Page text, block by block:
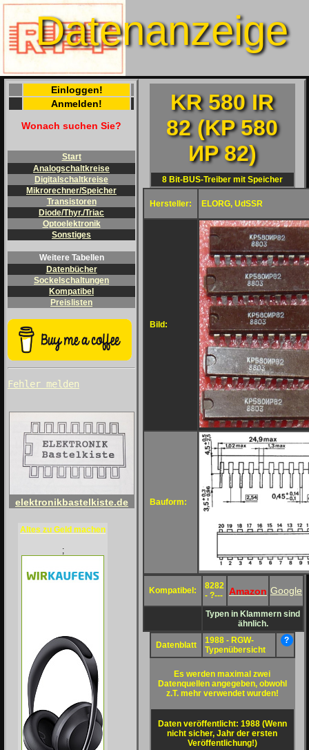
Datenanzeige
Einloggen!
Anmelden!
Wonach suchen Sie?
Start
Analogschaltkreise
Digitalschaltkreise
Mikrorechner/Speicher
Transistoren
Diode/Thyr./Triac
Optoelektronik
Sonstiges
Weitere Tabellen
Datenbücher
Sockelschaltungen
Kompatibel
Preislisten
Fehler melden
elektronikbastelkiste.de
Altes zu Geld machen
;
KR 580 IR
82 (KP 580
ИP 82)
8 Bit-BUS-Treiber mit Speicher
Hersteller: ELORG, UdSSR
Bild:
Bauform:
Kompatibel:
8282
- ?---
Amazon Google
Typen in Klammern sind
ähnlich.
Datenblatt
1988 - RGW-
Typenübersicht
?
Es werden maximal zwei
Datenquellen angegeben, obwohl
z.T. mehr verwendet wurden!
Daten veröffentlicht: 1988 (Wenn
nicht sicher, Jahr der ersten
Veröffentlichung!)